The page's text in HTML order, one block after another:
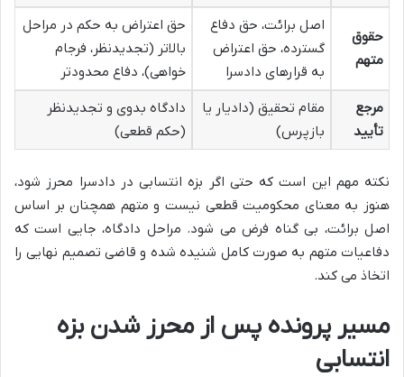
حقوق
متهم
اصل برائت، حق دفاع
گسترده، حق اعتراض
به قرارهای دادسرا
حق اعتراض به حکم در مراحل
بالاتر (تجدیدنظر، فرجام
خواهی)، دفاع محدودتر
مرجع
تأیید
مقام تحقیق (دادیار یا
بازپرس)
دادگاه بدوی و تجدیدنظر
(حکم قطعی)
نکته مهم این است که حتی اگر بزه انتسابی در دادسرا محرز شود،
هنوز به معنای محکومیت قطعی نیست و متهم همچنان بر اساس
اصل برائت، بی گناه فرض می شود. مراحل دادگاه، جایی است که
دفاعیات متهم به صورت کامل شنیده شده و قاضی تصمیم نهایی را
اتخاذ می کند.
مسیر پرونده پس از محرز شدن بزه
انتسابی